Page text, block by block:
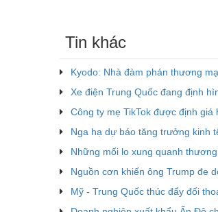
Tin khác
Kyodo: Nhà đàm phán thương
Xe điện Trung Quốc đang định
Công ty mẹ TikTok được định giá
Nga hạ dự báo tăng trưởng kinh
Những mối lo xung quanh
Nguồn cơn khiến ông Trump đe
Mỹ - Trung Quốc thúc đẩy đối